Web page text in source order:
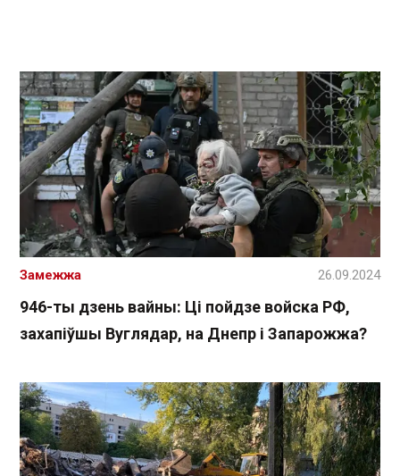
946-ты дзень вайны: Ці пойдзе войска РФ,
захапіўшы Вуглядар, на Днепр і Запарожжа?
Замежжа 26.09.2024